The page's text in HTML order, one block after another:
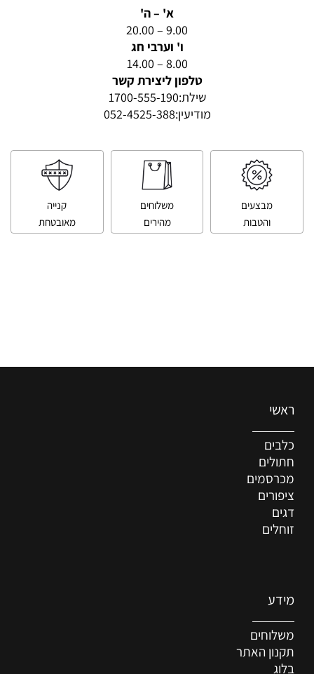
א' – ה'
9.00 – 20.00
ו' וערבי חג
8.00 – 14.00
טלפון ליצירת קשר
שילת:1700-555-190
מודיעין:052-4525-388
מבצעים
והטבות
משלוחים
מהירים
קנייה
מאובטחת
ראשי
כלבים
חתולים
מכרסמים
ציפורים
דגים
זוחלים
מידע
משלוחים
תקנון האתר
בלוג